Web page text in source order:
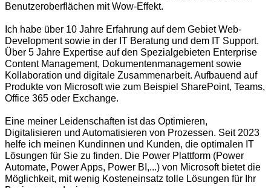
Benutzeroberflächen mit Wow-Effekt.
Ich habe über 10 Jahre Erfahrung auf dem Gebiet Web-
Development sowie in der IT Beratung und dem IT Support.
Über 5 Jahre Expertise auf den Spezialgebieten Enterprise
Content Management, Dokumentenmanagement sowie
Kollaboration und digitale Zusammenarbeit. Aufbauend auf
Produkte von Microsoft wie zum Beispiel SharePoint, Teams,
Office 365 oder Exchange.
Eine meiner Leidenschaften ist das Optimieren,
Digitalisieren und Automatisieren von Prozessen. Seit 2023
helfe ich meinen Kundinnen und Kunden, die optimalen IT
Lösungen für Sie zu finden. Die Power Plattform (Power
Automate, Power Apps, Power BI,...) von Microsoft bietet die
Möglichkeit, mit wenig Kosteneinsatz tolle Lösungen für Ihr